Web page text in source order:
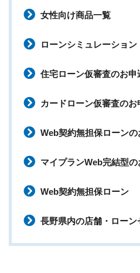
女性向け商品一覧
ローンシミュレーション
住宅ローン仮審査のお申
カードローン仮審査のお
Web契約無担保ローンの
マイプランWeb完結型
Web契約無担保ローン
長野県内の店舗・ローン